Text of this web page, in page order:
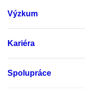
Výzkum
Kariéra
Spolupráce